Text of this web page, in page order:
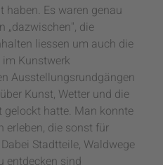
haben. Es waren genau
„dazwischen", die
liessen um auch die
Kunstwerk
Ausstellungsrundgängen
Kunst, Wetter und die
gelockt hatte. Man konnte
erleben, die sonst für
Stadtteile, Waldwege
entdecken sind